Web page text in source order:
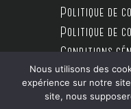
Politique de
Politique de
Conditions
Nous utilisons des
expérience sur notre
site, nous